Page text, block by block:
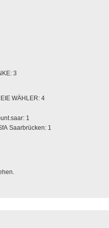
3
WÄHLER: 4
1
Saarbrücken: 1